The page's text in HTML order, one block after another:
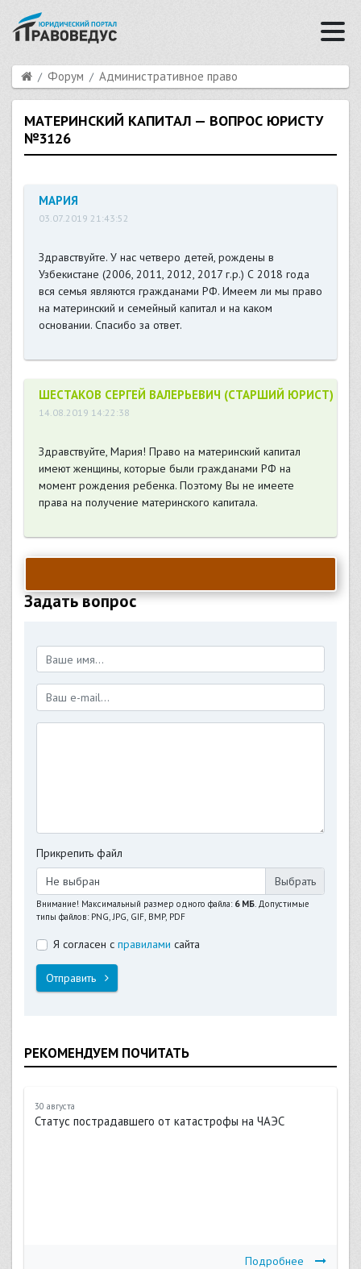
Форум Административное право
МАТЕРИНСКИЙ КАПИТАЛ — ВОПРОС ЮРИСТУ
№3126
МАРИЯ
03.07.2019 21:43:52
Здравствуйте. У нас четверо детей, рождены в
Узбекистане (2006, 2011, 2012, 2017 г.р.) С 2018 года
вся семья являются гражданами РФ. Имеем ли мы право
на материнский и семейный капитал и на каком
основании. Спасибо за ответ.
ШЕСТАКОВ СЕРГЕЙ ВАЛЕРЬЕВИЧ (СТАРШИЙ ЮРИСТ)
14.08.2019 14:22:38
Здравствуйте, Мария! Право на материнский капитал
имеют женщины, которые были гражданами РФ на
момент рождения ребенка. Поэтому Вы не имеете
права на получение материнского капитала.
Задать вопрос
Прикрепить файл
Не выбран
Внимание! Максимальный размер одного файла: 6 МБ. Допустимые
типы файлов: PNG, JPG, GIF, BMP, PDF
Я согласен с правилами сайта
Отправить
РЕКОМЕНДУЕМ ПОЧИТАТЬ
30 августа
Статус пострадавшего от катастрофы на ЧАЭС
Подробнее